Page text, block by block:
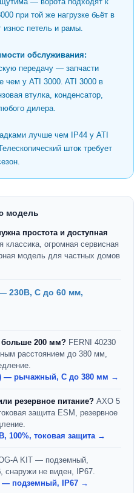
при той же нагрузке бьёт в
износ петель и рамы.
обслуживания:
передачу — запчасти
чем у ATI 3000. ATI 3000 в
втулка, конденсатор,
дилера.
лучше чем IP44 у ATI
шток требует
модель
простота и доступная
огромная сервисная
модель для частных домов
— 230В, С до 60 мм,
200 мм? FERNI 40230
расстоянием до 380 мм,
— рычажный, С до 380 мм →
резервное питание? AXO 5
защита ESM, резервное
100%, токовая защита →
A KIT — подземный,
снаружи не виден, IP67.
— подземный, IP67 →